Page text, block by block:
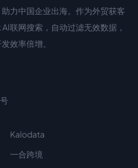
力中国企业出海。作为外贸获客
联网搜索，自动过滤无效数据，
效率倍增。
Kalodata
一合跨境